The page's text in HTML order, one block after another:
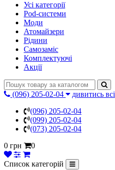
Усі категорії
Pod-системи
Моди
Атомайзери
Рідини
Самозаміс
Комплектуючі
Акції
(096) 205-02-04
дивитись всі
(096) 205-02-04
(099) 205-02-04
(073) 205-02-04
0 грн
0
Список категорій